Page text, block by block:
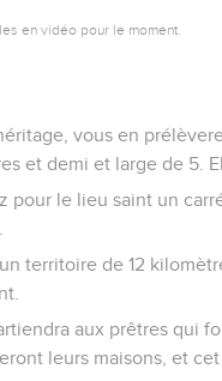
en vidéo pour le moment.
vous en
et demi et large de 5.
pour le lieu saint un
territoire de 12
aux prêtres qui
leurs maisons, et